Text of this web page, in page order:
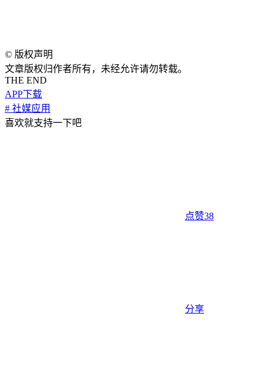
© 版权声明
文章版权归作者所有，未经允许请勿转载。
THE END
APP下载
# 社媒应用
喜欢就支持一下吧
点赞38
分享